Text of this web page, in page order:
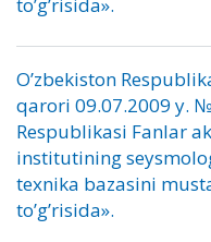
O’zbekiston
qarori 09.07.2009 y.
Respublikasi Fanlar
institutining
texnika bazasini
to’g’risida».